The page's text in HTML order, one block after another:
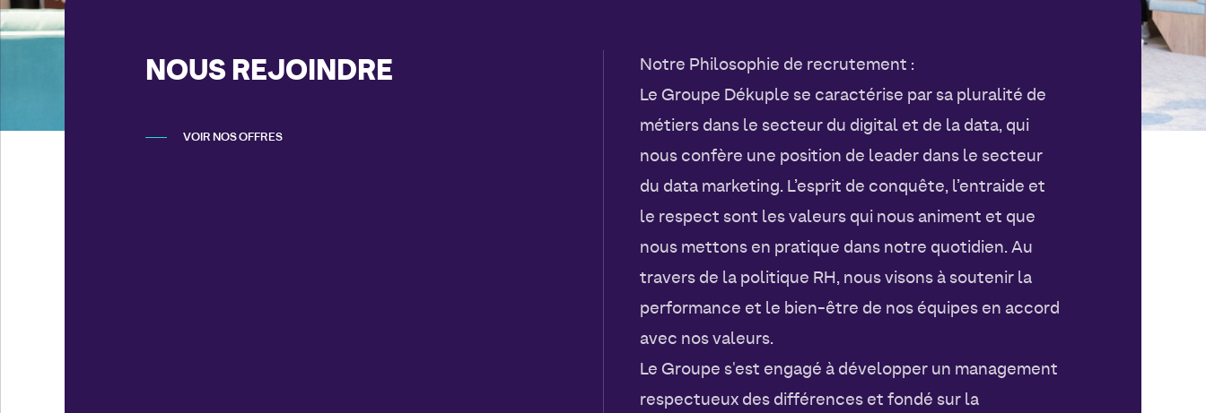
NOUS REJOINDRE
VOIR NOS OFFRES
Notre Philosophie de recrutement :
Le Groupe Dékuple se caractérise par sa pluralité de
métiers dans le secteur du digital et de la data, qui
nous confère une position de leader dans le secteur
du data marketing. L’esprit de conquête, l’entraide et
le respect sont les valeurs qui nous animent et que
nous mettons en pratique dans notre quotidien. Au
travers de la politique RH, nous visons à soutenir la
performance et le bien-être de nos équipes en accord
avec nos valeurs.
Le Groupe s'est engagé à développer un management
respectueux des différences et fondé sur la